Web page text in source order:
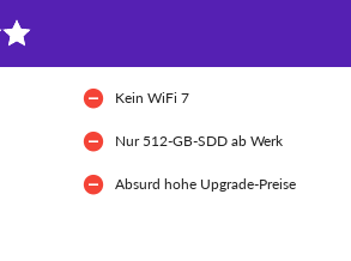
Kein WiFi 7
Nur 512-GB-SDD ab Werk
Absurd hohe Upgrade-Preise